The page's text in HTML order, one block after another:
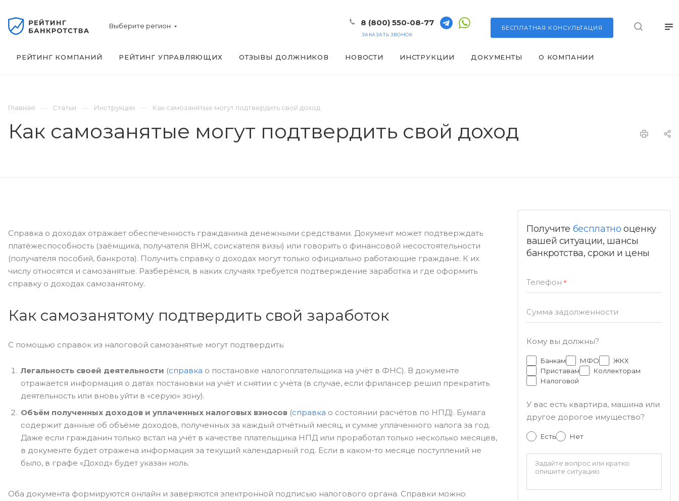
Выберите регион БЕСПЛАТНАЯ КОНСУЛЬТАЦИЯ
8 (800) 550-08-77
ЗАКАЗАТЬ ЗВОНОК
РЕЙТИНГ КОМПАНИЙ РЕЙТИНГ УПРАВЛЯЮЩИХ ОТЗЫВЫ ДОЛЖНИКОВ НОВОСТИ ИНСТРУКЦИИ ДОКУМЕНТЫ О КОМПАНИИ
Главная Статьи Инструкции Как самозанятые могут подтвердить свой доход
Как самозанятые могут подтвердить свой доход
Справка о доходах отражает обеспеченность гражданина денежными средствами. Документ может подтверждать
платёжеспособность (заёмщика, получателя ВНЖ, соискателя визы) или говорить о финансовой несостоятельности
(получателя пособий, банкрота). Получить справку о доходах могут только официально работающие граждане. К их
числу относятся и самозанятые. Разберёмся, в каких случаях требуется подтверждение заработка и где оформить
справку о доходах самозанятому.
Как самозанятому подтвердить свой заработок
С помощью справок из налоговой самозанятые могут подтвердить:
Легальность своей деятельности (справка о постановке налогоплательщика на учёт в ФНС). В документе
отражается информация о датах постановки на учёт и снятии с учёта (в случае, если фрилансер решил прекратить
деятельность или вновь уйти в «серую» зону).
Объём полученных доходов и уплаченных налоговых взносов (справка о состоянии расчётов по НПД). Бумага
содержит данные об объёме доходов, полученных за каждый отчётный месяц, и сумме уплаченного налога за год.
Даже если гражданин только встал на учёт в качестве плательщика НПД или проработал только несколько месяцев,
в документе будет отражена информация за текущий календарный год. Если в каком-то месяце поступлений не
было, в графе «Доход» будет указан ноль.
Оба документа формируются онлайн и заверяются электронной подписью налогового органа. Справки можно
Получите бесплатно оценку
вашей ситуации, шансы
банкротства, сроки и цены
Телефон *
Сумма задолженности
Кому вы должны?
Банкам МФО
ЖКХ
Приставам
Коллекторам
Налоговой
У вас есть квартира, машина или
другое дорогое имущество?
Есть Нет